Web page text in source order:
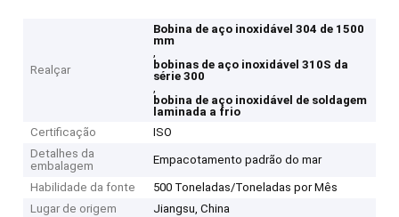
Realçar
Bobina de aço inoxidável 304 de 1500
mm
,
bobinas de aço inoxidável 310S da
série 300
,
bobina de aço inoxidável de soldagem
laminada a frio
Certificação
ISO
Detalhes da
embalagem
Empacotamento padrão do mar
Habilidade da fonte
500 Toneladas/Toneladas por Mês
Lugar de origem
Jiangsu, China